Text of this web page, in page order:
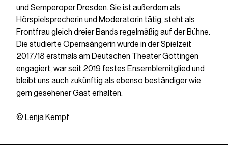
und Semperoper Dresden. Sie ist außerdem als
Hörspielsprecherin und Moderatorin tätig, steht als
Frontfrau gleich dreier Bands regelmäßig auf der Bühne.
Die studierte Opernsängerin wurde in der Spielzeit
2017/18 erstmals am Deutschen Theater Göttingen
engagiert, war seit 2019 festes Ensemblemitglied und
bleibt uns auch zukünftig als ebenso beständiger wie
gern gesehener Gast erhalten.
© Lenja Kempf